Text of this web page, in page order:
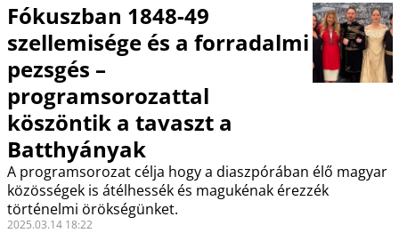
Fókuszban 1848-49
szellemisége és a forradalmi
pezsgés –
programsorozattal
köszöntik a tavaszt a
Batthyányak
A programsorozat célja hogy a diaszpórában élő magyar
közösségek is átélhessék és magukénak érezzék
történelmi örökségünket.
2025.03.14 18:22